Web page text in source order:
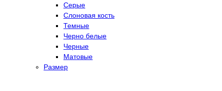
Серые
Слоновая кость
Темные
Черно белые
Черные
Матовые
Размер